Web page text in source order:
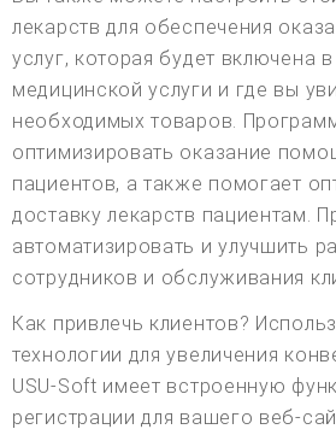
лекарств для обеспечения
услуг, которая будет включена
медицинской услуги и где вы
необходимых товаров.
оптимизировать оказание
пациентов, а также помогает
доставку лекарств пациентам.
автоматизировать и улучшить
сотрудников и обслуживания
Как привлечь клиентов?
технологии для увеличения
USU-Soft имеет встроенную
регистрации для вашего веб-